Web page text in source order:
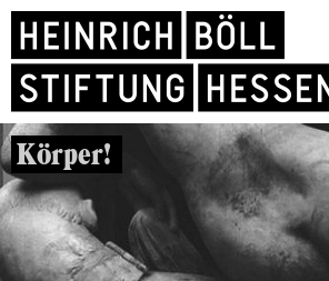
Körper!